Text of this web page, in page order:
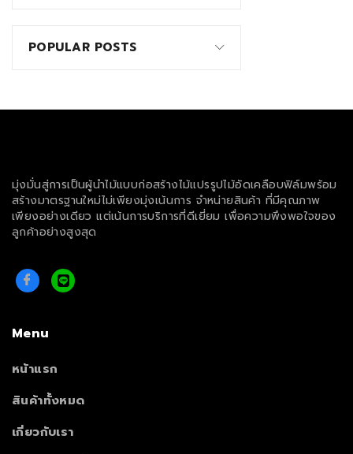
POPULAR POSTS
มุ่งมั่นสู่การเป็นผู้นำไม้แบบก่อสร้างไม้แปรรูปไม้อัดเคลือบฟิล์มพร้อม
สร้างมาตรฐานใหม่ไม่เพียงมุ่งเน้นการ จำหน่ายสินค้า ที่มีคุณภาพ
เพียงอย่างเดียว แต่เน้นการบริการที่ดีเยี่ยม เพื่อความพึงพอใจของ
ลูกค้าอย่างสูงสุด
Menu
หน้าแรก
สินค้าทั้งหมด
เกี่ยวกับเรา